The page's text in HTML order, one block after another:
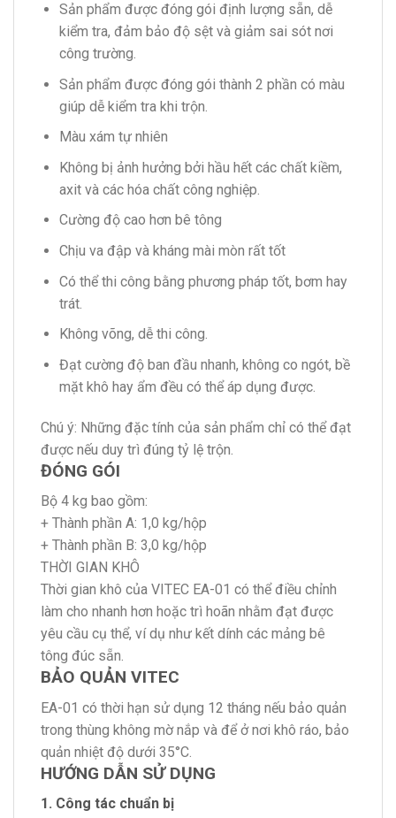
Sản phẩm được đóng gói định lượng sẵn, dễ
kiểm tra, đảm bảo độ sệt và giảm sai sót nơi
công trường.
Sản phẩm được đóng gói thành 2 phần có màu
giúp dễ kiểm tra khi trộn.
Màu xám tự nhiên
Không bị ảnh hưởng bởi hầu hết các chất kiềm,
axit và các hóa chất công nghiệp.
Cường độ cao hơn bê tông
Chịu va đập và kháng mài mòn rất tốt
Có thể thi công bằng phương pháp tốt, bơm hay
trát.
Không võng, dễ thi công.
Đạt cường độ ban đầu nhanh, không co ngót, bề
mặt khô hay ẩm đều có thể áp dụng được.
Chú ý: Những đặc tính của sản phẩm chỉ có thể đạt
được nếu duy trì đúng tỷ lệ trộn.
ĐÓNG GÓI
Bộ 4 kg bao gồm:
+ Thành phần A: 1,0 kg/hộp
+ Thành phần B: 3,0 kg/hộp
THỜI GIAN KHÔ
Thời gian khô của VITEC EA-01 có thể điều chỉnh
làm cho nhanh hơn hoặc trì hoãn nhằm đạt được
yêu cầu cụ thể, ví dụ như kết dính các mảng bê
tông đúc sẵn.
BẢO QUẢN VITEC
EA-01 có thời hạn sử dụng 12 tháng nếu bảo quản
trong thùng không mờ nắp và để ở nơi khô ráo, bảo
quản nhiệt độ dưới 35°C.
HƯỚNG DẪN SỬ DỤNG
1. Công tác chuẩn bị